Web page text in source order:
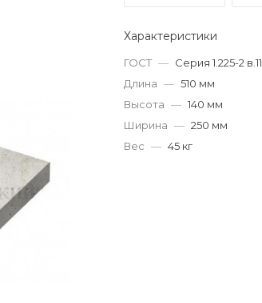
Характеристики
ГОСТ — Серия 1.225-2 в.11
Длина — 510 мм
Высота — 140 мм
Ширина — 250 мм
Вес — 45 кг